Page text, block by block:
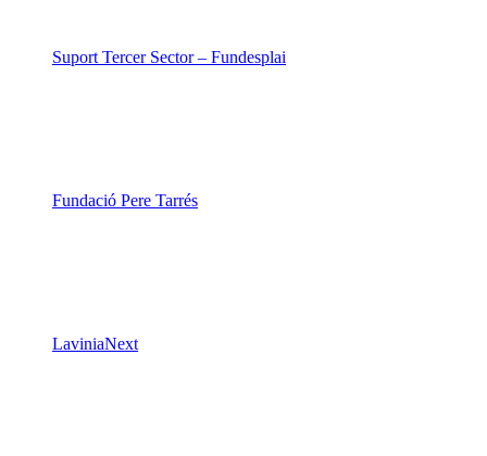
Suport Tercer Sector – Fundesplai
Fundació Pere Tarrés
LaviniaNext